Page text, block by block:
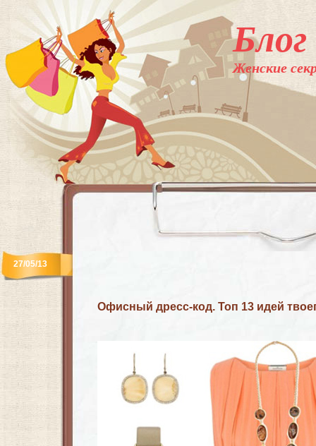
Женские
Офисный дресс-код. Топ 13 идей
27/05/13